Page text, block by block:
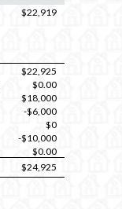
$22,919
$22,925
$0.00
$18,000
-$6,000
$0
-$10,000
$0.00
$24,925